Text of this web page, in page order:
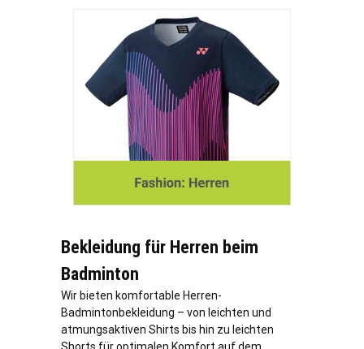
Bekleidung für Herren beim
Badminton
Wir bieten komfortable Herren-
Badmintonbekleidung – von leichten und
atmungsaktiven Shirts bis hin zu leichten